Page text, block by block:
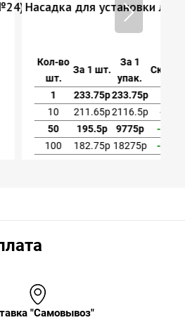
люверсов 9мм (№24)
Скидка
-9%
-16%
-22%
"Самовывоз"